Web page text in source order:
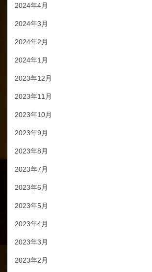
2024年4月
2024年3月
2024年2月
2024年1月
2023年12月
2023年11月
2023年10月
2023年9月
2023年8月
2023年7月
2023年6月
2023年5月
2023年4月
2023年3月
2023年2月